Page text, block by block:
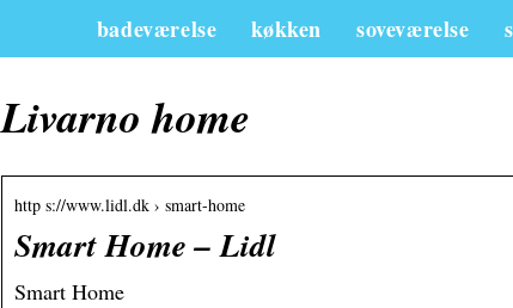
badeværelse køkken soveværelse
Livarno home
http s://www.lidl.dk › smart-home
Smart Home – Lidl
Smart Home